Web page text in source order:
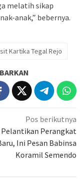
melatih sikap
anak,” bebernya.
Kartika Tegal Rejo
Pos berikutnya
Pelantikan Perangkat
Ini Pesan Babinsa
Koramil Semendo